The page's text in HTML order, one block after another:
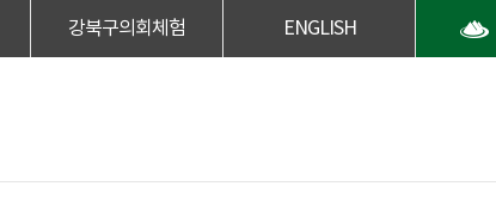
강북구의회체험 ENGLISH